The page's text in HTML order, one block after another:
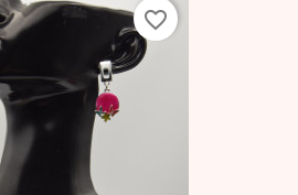
favorite_border